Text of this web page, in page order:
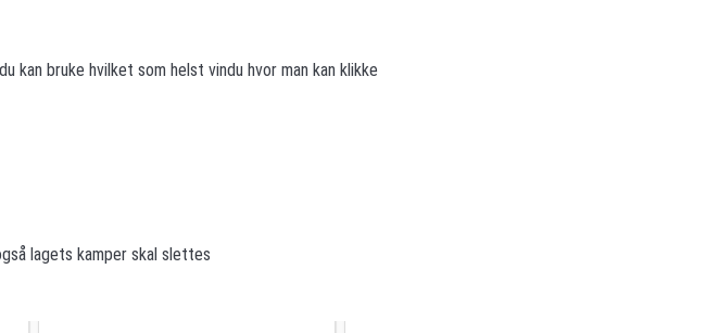
kan bruke hvilket som helst vindu hvor man kan klikke
lagets kamper skal slettes